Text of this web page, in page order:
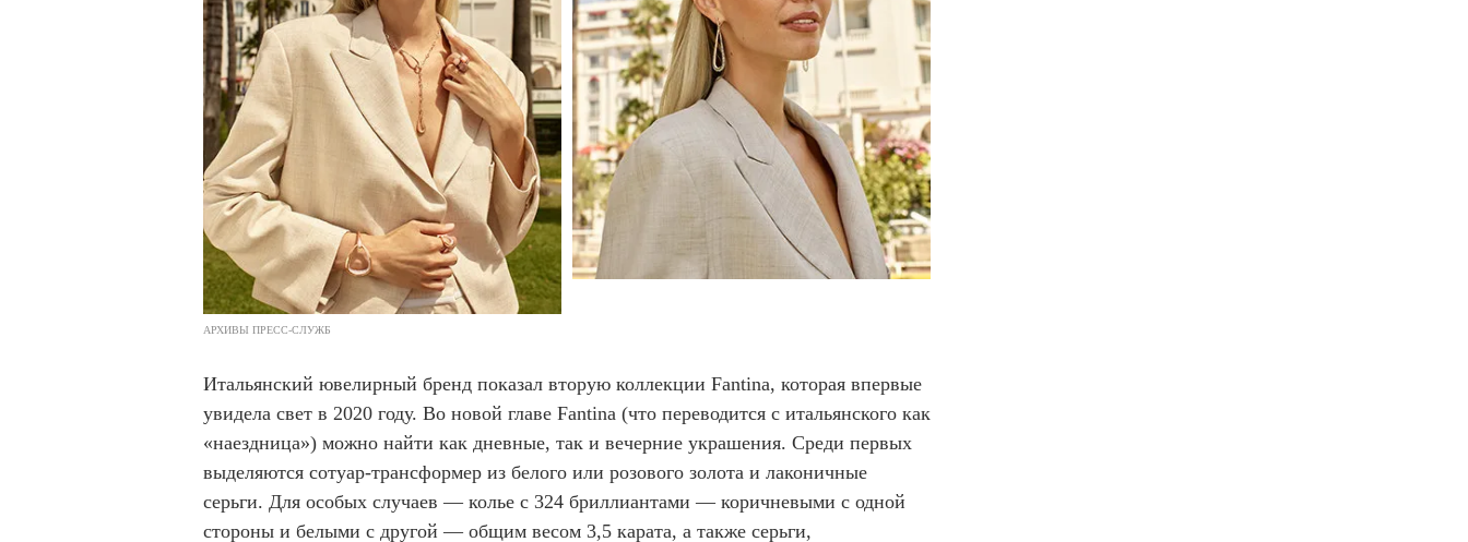
АРХИВЫ ПРЕСС-СЛУЖБ
Итальянский ювелирный бренд показал вторую коллекции Fantina, которая впервые
увидела свет в 2020 году. Во новой главе Fantina (что переводится с итальянского как
«наездница») можно найти как дневные, так и вечерние украшения. Среди первых
выделяются сотуар-трансформер из белого или розового золота и лаконичные
серьги. Для особых случаев — колье с 324 бриллиантами — коричневыми с одной
стороны и белыми с другой — общим весом 3,5 карата, а также серьги,